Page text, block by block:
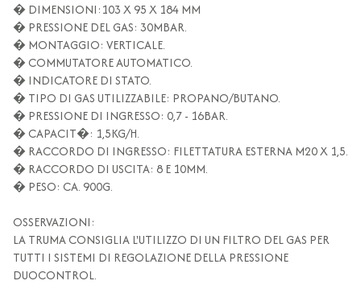
� DIMENSIONI:103 X 95 X 184 MM
� PRESSIONE DEL GAS: 30MBAR.
� MONTAGGIO: VERTICALE.
� COMMUTATORE AUTOMATICO.
� INDICATORE DI STATO.
� TIPO DI GAS UTILIZZABILE: PROPANO/BUTANO.
� PRESSIONE DI INGRESSO: 0,7 - 16BAR.
� CAPACIT�: 1,5KG/H.
� RACCORDO DI INGRESSO: FILETTATURA ESTERNA M20 X 1,5.
� RACCORDO DI USCITA: 8 E 10MM.
� PESO: CA. 900G.
OSSERVAZIONI:
LA TRUMA CONSIGLIA L'UTILIZZO DI UN FILTRO DEL GAS PER
TUTTI I SISTEMI DI REGOLAZIONE DELLA PRESSIONE
DUOCONTROL.